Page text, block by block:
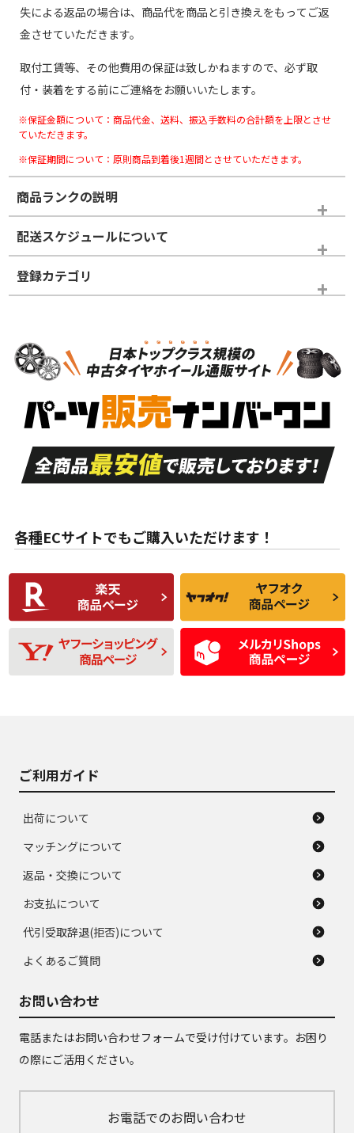
失による返品の場合は、商品代を商品と引き換えをもってご返
金させていただきます。
取付工賃等、その他費用の保証は致しかねますので、必ず取
付・装着をする前にご連絡をお願いいたします。
※保証金額について：商品代金、送料、振込手数料の合計額を上限とさせ
ていただきます。
※保証期間について：原則商品到着後1週間とさせていただきます。
商品ランクの説明
※商品ランクは出品者の主観により判断しておりますので、あら
かじめご了承ください。
ホイールランク
S
品）
S
新車外し品（新古
付き
A
走行距離も少なく、
目立つ傷もほとんど
ない中古品
A
走行距離も少なく、
非常に状態の良い中
古品
な中古品
んどない中古品
C
比較的きれいな中古
品
C
られるが、使用に問
題のない中古品
D
使用感や目立つ傷が
あり、一般的な中古
品
D
残り溝も少なく、偏
磨耗がみられ、短期
間使用できるくらい
の中古品
配送スケジュールについて
登録カテゴリ
スタッドレスタイヤホイールセット
各種ECサイトでもご購入いただけます！
ご利用ガイド
出荷について
マッチングについて
返品・交換について
お支払について
代引受取辞退(拒否)について
よくあるご質問
お問い合わせ
電話またはお問い合わせフォームで受け付けています。お困り
の際にご活用ください。
お電話でのお問い合わせ